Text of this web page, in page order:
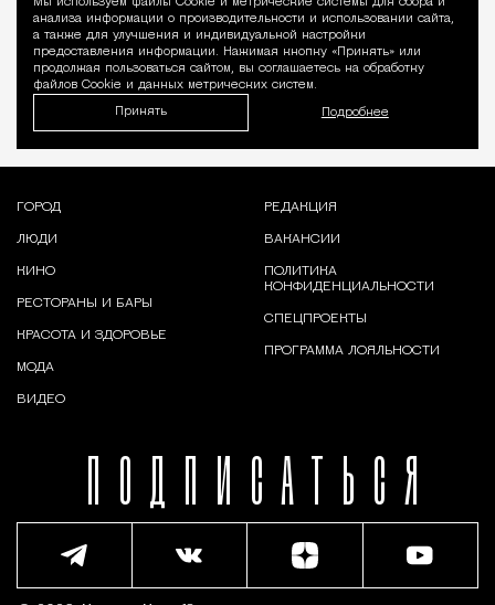
Уведомление
Мы используем файлы Сookie и метрические системы для сбора и
анализа информации о производительности и использовании сайта,
а также для улучшения и индивидуальной настройки
предоставления информации. Нажимая кнопку «Принять» или
продолжая пользоваться сайтом, вы соглашаетесь на обработку
файлов Cookie и данных метрических систем.
Принять Подробнее
ПОДПИСАТЬСЯ
ГОРОД
ЛЮДИ
КИНО
РЕСТОРАНЫ И БАРЫ
КРАСОТА И ЗДОРОВЬЕ
МОДА
ВИДЕО
РЕДАКЦИЯ
ВАКАНСИИ
ПОЛИТИКА
КОНФИДЕНЦИАЛЬНОСТИ
СПЕЦПРОЕКТЫ
ПРОГРАММА ЛОЯЛЬНОСТИ